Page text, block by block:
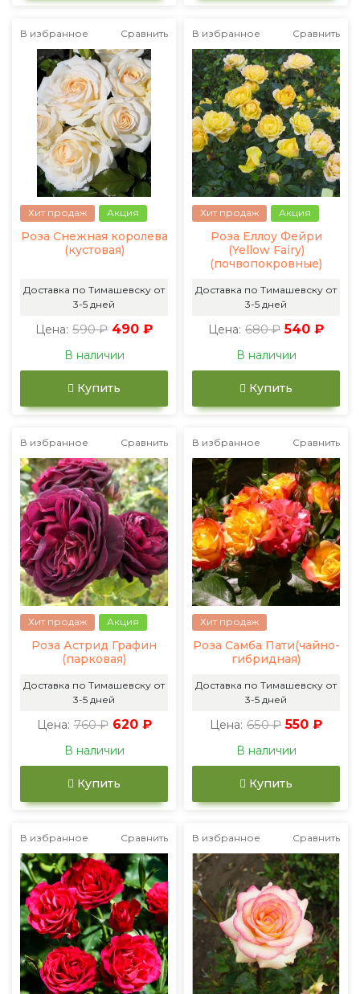
В избранное Сравнить
Хит продаж Акция
Роза Снежная королева
(кустовая)
Доставка по Тимашевску от
3-5 дней
Цена: 590 ₽ 490 ₽
В наличии
Купить
В избранное Сравнить
Хит продаж Акция
Роза Еллоу Фейри
(Yellow Fairy)
(почвопокровные)
Доставка по Тимашевску от
3-5 дней
Цена: 680 ₽ 540 ₽
В наличии
Купить
В избранное Сравнить
Хит продаж Акция
Роза Астрид Графин
(парковая)
Доставка по Тимашевску от
3-5 дней
Цена: 760 ₽ 620 ₽
В наличии
Купить
В избранное Сравнить
Хит продаж
Роза Самба Пати(чайно-
гибридная)
Доставка по Тимашевску от
3-5 дней
Цена: 650 ₽ 550 ₽
В наличии
Купить
В избранное Сравнить В избранное Сравнить